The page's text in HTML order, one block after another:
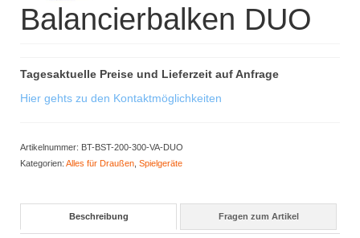
Kontakt
Products
Balancierbalken DUO
Tagesaktuelle Preise und Lieferzeit auf Anfrage
Hier gehts zu den Kontaktmöglichkeiten
Artikelnummer: BT-BST-200-300-VA-DUO
Kategorien: Alles für Draußen Spielgeräte
Beschreibung Fragen zum Artikel